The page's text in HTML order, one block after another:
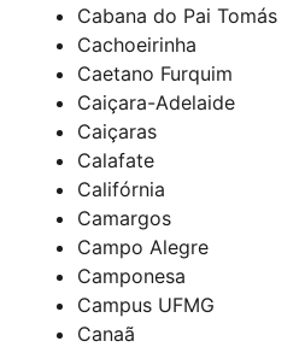
Cabana do Pai Tomás
Cachoeirinha
Caetano Furquim
Caiçara-Adelaide
Caiçaras
Calafate
Califórnia
Camargos
Campo Alegre
Camponesa
Campus UFMG
Canaã